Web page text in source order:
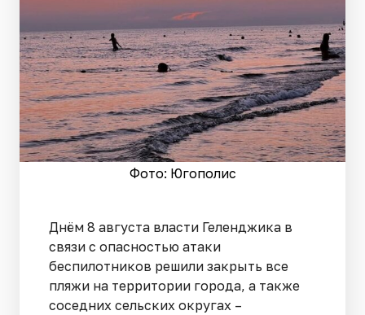
Фото: Югополис
Днём 8 августа власти Геленджика в
связи с опасностью атаки
беспилотников решили закрыть все
пляжи на территории города, а также
соседних сельских округах –